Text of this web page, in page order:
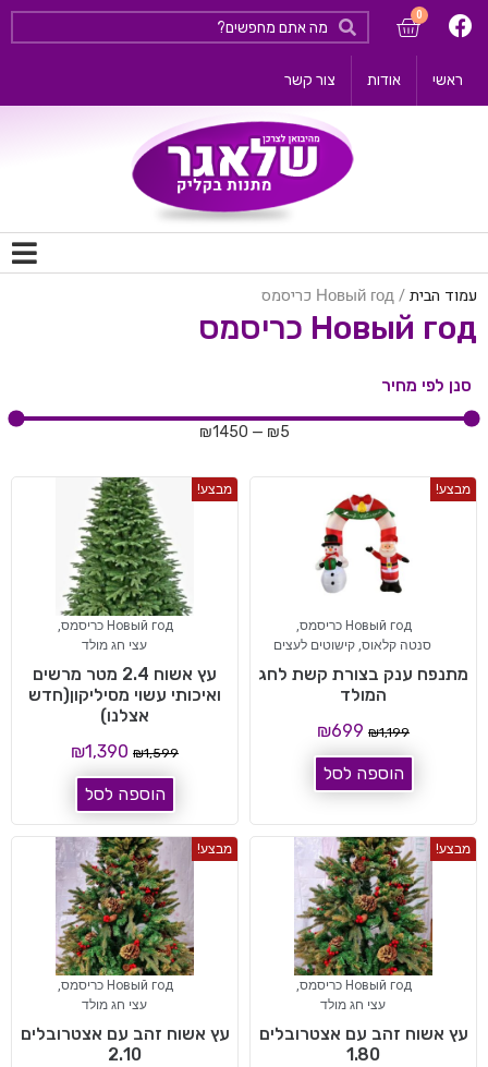
ראשי אודות צור קשר
עמוד הבית/ Новый год כריסמס
Новый год כריסמס
סנן לפי מחיר
₪5
—
₪1450
מבצע!
Новый год כריסמס
,
סנטה קלאוס, קישוטים לעצים
מתנפח ענק בצורת קשת לחג
המולד
₪1,199
₪699
הוספה לסל
מבצע!
Новый год כריסמס
,
עצי חג מולד
עץ אשוח 2.4 מטר מרשים
ואיכותי עשוי מסיליקון(חדש
אצלנו)
₪1,599
₪1,390
הוספה לסל
מבצע!
Новый год כריסמס
,
עצי חג מולד
עץ אשוח זהב עם אצטרובלים
1.80
מבצע!
Новый год כריסמס
,
עצי חג מולד
עץ אשוח זהב עם אצטרובלים
2.10